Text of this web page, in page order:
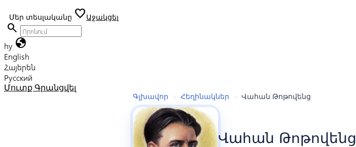
Մեր տեսլականը favoriteԱջակցել
search
hy globe
English
Հայերեն
Русский
Մուտք Գրանցվել
Գլխավոր › Հեղինակներ › Վահան Թոթովենց
Վահան Թոթովենց